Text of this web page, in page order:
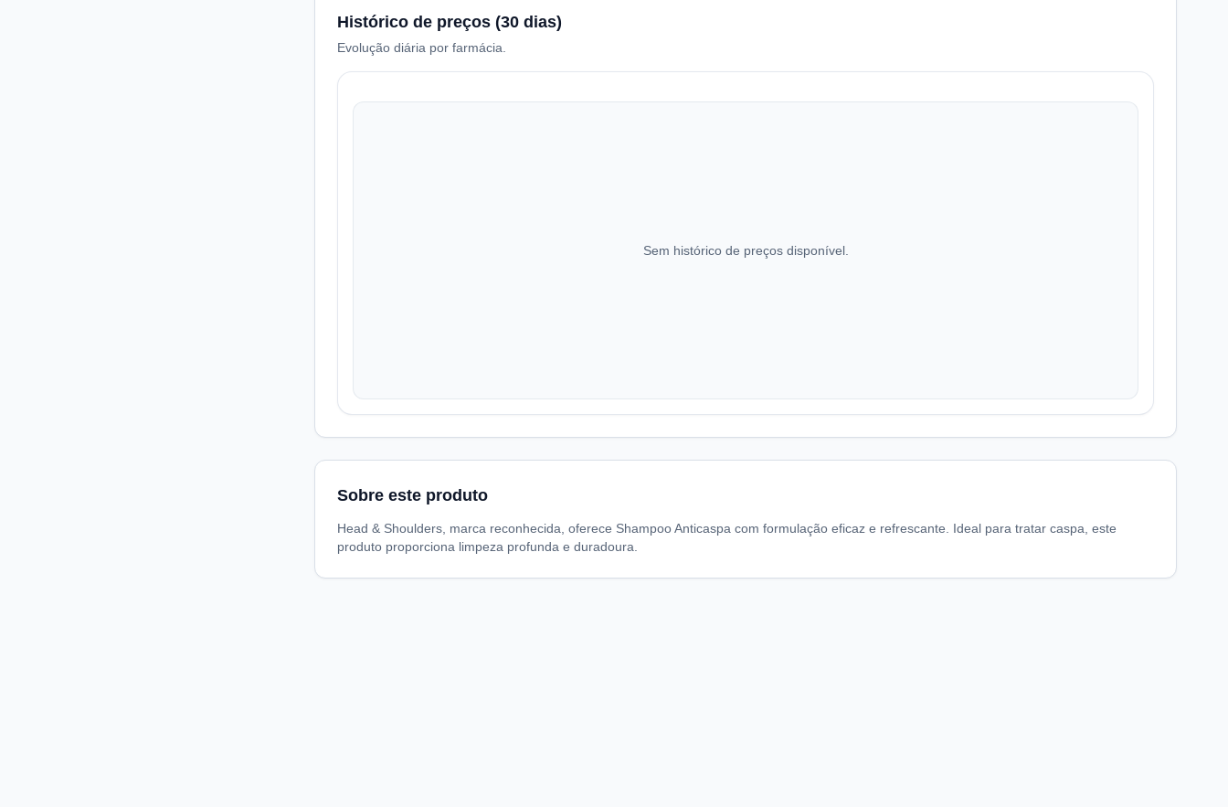
Histórico de preços (30 dias)
Evolução diária por farmácia.
Sem histórico de preços disponível.
Sobre este produto
Head & Shoulders, marca reconhecida, oferece Shampoo Anticaspa com formulação eficaz e refrescante. Ideal para tratar caspa, este
produto proporciona limpeza profunda e duradoura.